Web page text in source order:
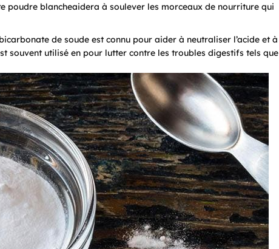
poudre blancheaidera à soulever les morceaux de nourriture qui
de soude est connu pour aider à neutraliser l’acide et à
souvent utilisé en pour lutter contre les troubles digestifs tels que